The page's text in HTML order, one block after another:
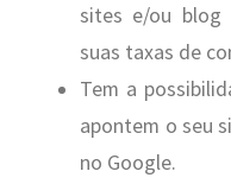
sites e/ou blog
suas taxas de
Tem a
apontem o seu
no Google.